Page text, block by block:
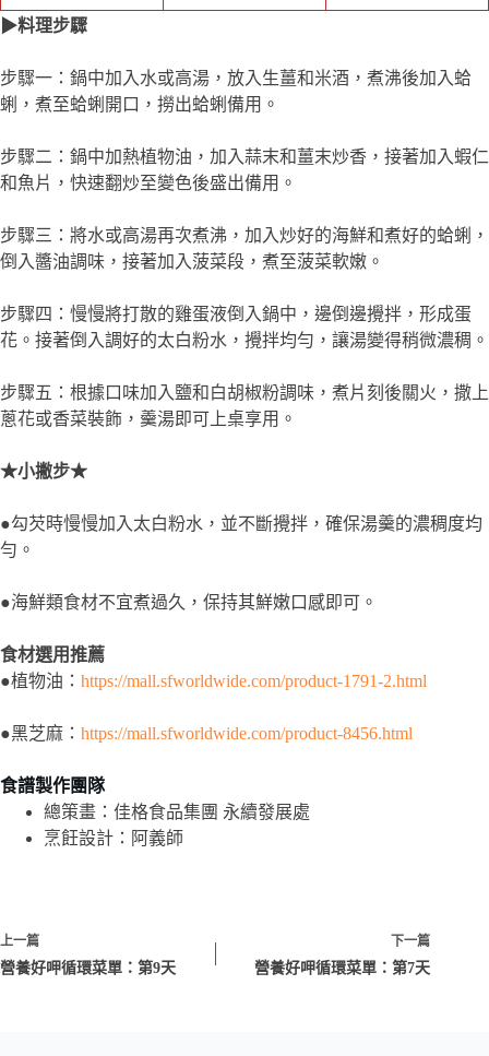
▶料理步驟
步驟一：鍋中加入水或高湯，放入生薑和米酒，煮沸後加入蛤
蜊，煮至蛤蜊開口，撈出蛤蜊備用。
步驟二：鍋中加熱植物油，加入蒜末和薑末炒香，接著加入蝦仁
和魚片，快速翻炒至變色後盛出備用。
步驟三：將水或高湯再次煮沸，加入炒好的海鮮和煮好的蛤蜊，
倒入醬油調味，接著加入菠菜段，煮至菠菜軟嫩。
步驟四：慢慢將打散的雞蛋液倒入鍋中，邊倒邊攪拌，形成蛋
花。接著倒入調好的太白粉水，攪拌均勻，讓湯變得稍微濃稠。
步驟五：根據口味加入鹽和白胡椒粉調味，煮片刻後關火，撒上
蔥花或香菜裝飾，羹湯即可上桌享用。
★小撇步★
●勾芡時慢慢加入太白粉水，並不斷攪拌，確保湯羹的濃稠度均
勻。
●海鮮類食材不宜煮過久，保持其鮮嫩口感即可。
食材選用推薦
●植物油： https://mall.sfworldwide.com/product-1791-2.html
●黑芝麻： https://mall.sfworldwide.com/product-8456.html
食譜製作團隊
總策畫：佳格食品集團 永續發展處
烹飪設計：阿義師
上一篇
營養好呷循環菜單：第9天
下一篇
營養好呷循環菜單：第7天